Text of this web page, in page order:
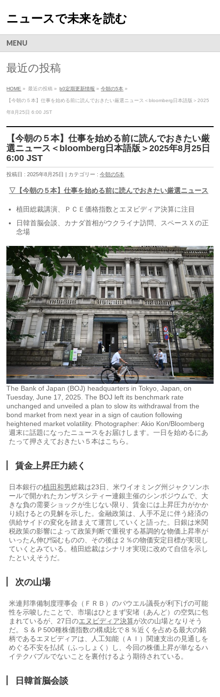
ニュースで未来を読む
MENU
最近の投稿
HOME » 最近の投稿 » b0定期更新情報 »今朝の5本 »
【今朝の５本】仕事を始める前に読んでおきたい厳選ニュース＜bloomberg日本語版＞2025
年8月25日 6:00 JST
【今朝の５本】仕事を始める前に読んでおきたい厳
選ニュース＜bloomberg日本語版＞2025年8月25日
6:00 JST
投稿日 : 2025年8月25日 | カテゴリー :今朝の5本
▽【今朝の５本】仕事を始める前に読んでおきたい厳選ニュース
植田総裁講演、ＰＣＥ価格指数とエヌビディア決算に注目
日韓首脳会談、カナダ首相がウクライナ訪問、スペースＸの正
念場
The Bank of Japan (BOJ) headquarters in Tokyo, Japan, on
Tuesday, June 17, 2025. The BOJ left its benchmark rate
unchanged and unveiled a plan to slow its withdrawal from the
bond market from next year in a sign of caution following
heightened market volatility. Photographer: Akio Kon/Bloomberg
週末に話題になったニュースをお届けします。一日を始めるにあ
たって押さえておきたい５本はこちら。
賃金上昇圧力続く
日本銀行の植田和男総裁は23日、米ワイオミング州ジャクソンホ
ールで開かれたカンザスシティー連銀主催のシンポジウムで、大
きな負の需要ショックが生じない限り、賃金には上昇圧力がかか
り続けるとの見解を示した。金融政策は、人手不足に伴う経済の
供給サイドの変化を踏まえて運営していくと語った。日銀は米関
税政策の影響によって政策判断で重視する基調的な物価上昇率が
いったん伸び悩むものの、その後は２％の物価安定目標が実現し
ていくとみている。植田総裁はシナリオ実現に改めて自信を示し
たといえそうだ。
次の山場
米連邦準備制度理事会（ＦＲＢ）のパウエル議長が利下げの可能
性を示唆したことで、市場はひとまず安堵（あんど）の空気に包
まれているが、27日のエヌビディア決算が次の山場となりそう
だ。Ｓ＆Ｐ500種株価指数の構成比で８％近くを占める最大の銘
柄であるエヌビディアは、人工知能（ＡＩ）関連支出の見通しを
めぐる不安を払拭（ふっしょく）し、今回の株価上昇が単なるハ
イテクバブルでないことを裏付けるよう期待されている。
日韓首脳会談